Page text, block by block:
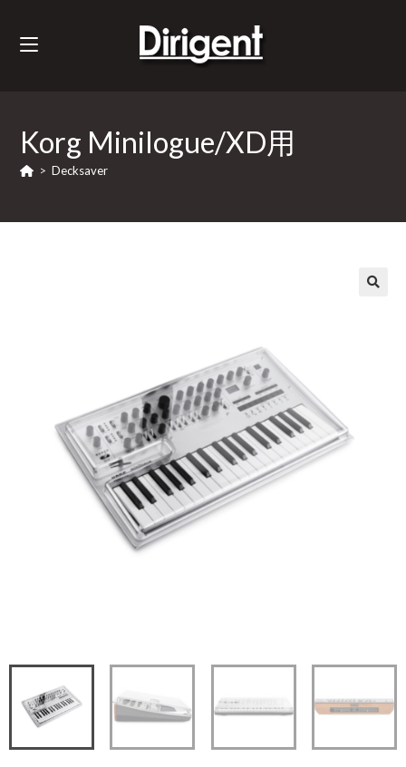
Korg Minilogue/XD用
> Decksaver